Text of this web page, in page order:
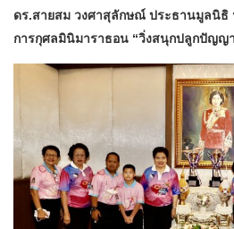
ดร.สายสม วงศาสุลักษณ์ ประธานมูลนิธิ
การกุศลมินิมาราธอน “วิ่งสนุกปลูกปัญญ